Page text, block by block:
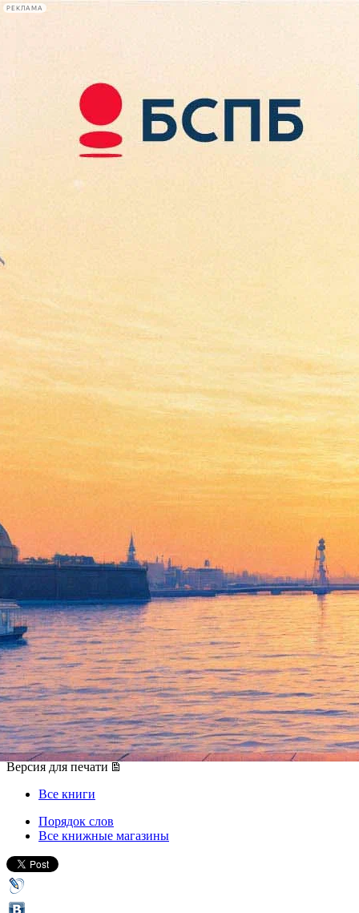
РЕКЛАМА
Сегодня:
2026.08.08
12:30
Афиша Plus
В Петербурге представят
книгу о демоническом
Троцком
20 марта 2017, понедельник,19.30
Версия для печати
Все книги
Порядок слов
Все книжные магазины